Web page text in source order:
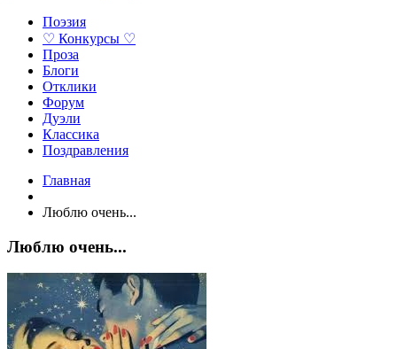
Поэзия
♡ Конкурсы ♡
Проза
Блоги
Отклики
Форум
Дуэли
Классика
Поздравления
Главная
Люблю очень...
Люблю очень...